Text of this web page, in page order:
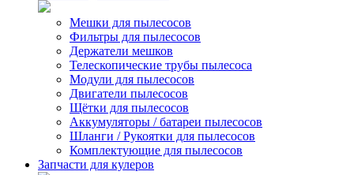
Мешки для пылесосов
Фильтры для пылесосов
Держатели мешков
Телескопические трубы пылесоса
Модули для пылесосов
Двигатели пылесосов
Щётки для пылесосов
Аккумуляторы / батареи пылесосов
Шланги / Рукоятки для пылесосов
Комплектующие для пылесосов
Запчасти для кулеров